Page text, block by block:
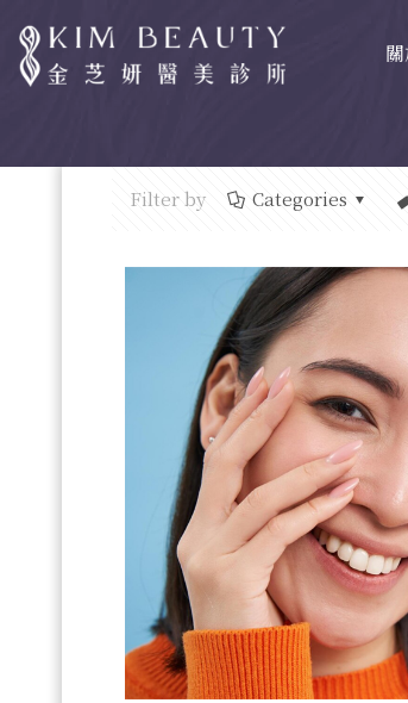
Filter by Categories